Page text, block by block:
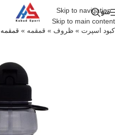
Skip to navigation
Skip to main content
منو
کبود اسپرت » ظروف » قمقمه » قمقمه EX2 مدل ۶۳۱۶۸۳